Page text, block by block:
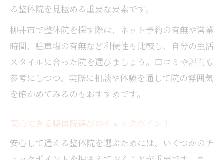
る整体院を見極める重要な要素です。
柳井市で整体院を探す際は、ネット予約の有無や営業
時間、駐車場の有無など利便性も比較し、自分の生活
スタイルに合った院を選びましょう。口コミや評判も
参考にしつつ、実際に相談や体験を通して院の雰囲気
を確かめてみるのもおすすめです。
安心できる整体院選びのチェックポイント
安心して通える整体院を選ぶためには、いくつかのチ